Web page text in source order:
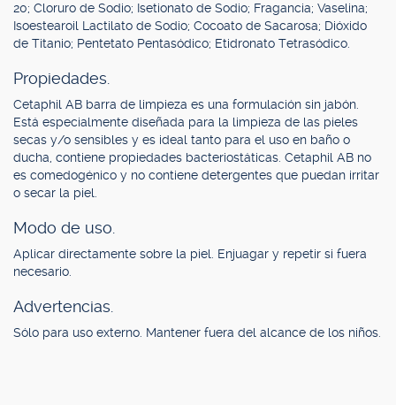
20; Cloruro de Sodio; Isetionato de Sodio; Fragancia; Vaselina;
Isoestearoil Lactilato de Sodio; Cocoato de Sacarosa; Dióxido
de Titanio; Pentetato Pentasódico; Etidronato Tetrasódico.
Propiedades.
Cetaphil AB barra de limpieza es una formulación sin jabón.
Está especialmente diseñada para la limpieza de las pieles
secas y/o sensibles y es ideal tanto para el uso en baño o
ducha, contiene propiedades bacteriostáticas. Cetaphil AB no
es comedogénico y no contiene detergentes que puedan irritar
o secar la piel.
Modo de uso.
Aplicar directamente sobre la piel. Enjuagar y repetir si fuera
necesario.
Advertencias.
Sólo para uso externo. Mantener fuera del alcance de los niños.